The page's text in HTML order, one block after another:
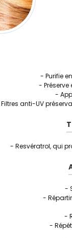
- Purifie
-
-
anti-UV
- Resvératrol, qui
-
-
-
-